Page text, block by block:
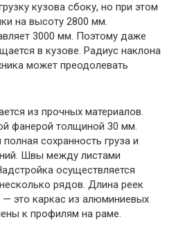
кузова сбоку, но при этом
на высоту 2800 мм.
3000 мм. Поэтому даже
в кузове. Радиус наклона
может преодолевать
из прочных материалов.
фанерой толщиной 30 мм.
сохранность груза и
Швы между листами
осуществляется
рядов. Длина реек
это каркас из алюминиевых
к профилям на раме.